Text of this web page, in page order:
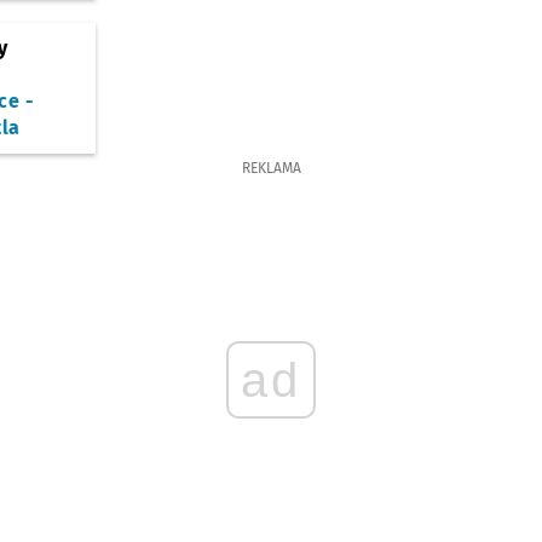
-
REKLAMA
ad